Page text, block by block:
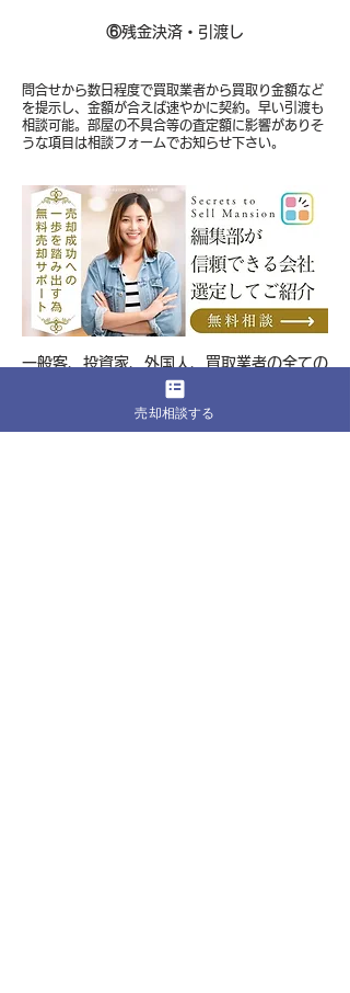
⑥残金決済・引渡し
問合せから数日程度で買取業者から買取り金額など
を提示し、金額が合えば速やかに契約。早い引渡も
相談可能。部屋の不具合等の査定額に影響がありそ
うな項目は相談フォームでお知らせ下さい。
​一般客、投資家、外国人、買取業者の全ての
売却可能性を含めた相談が可能
編集部に無料相談をする
売却相談する